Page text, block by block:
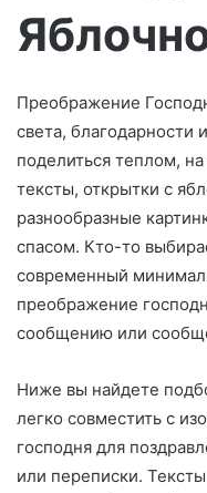
Преображение
света, благодарности
поделиться теплом,
тексты, открытки с
разнообразные
спасом. Кто-то
современный
преображение
сообщению или
Ниже вы найдете
легко совместить с
господня для
или переписки.